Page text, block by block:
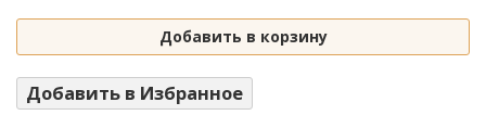
Добавить в корзину
Добавить в Избранное